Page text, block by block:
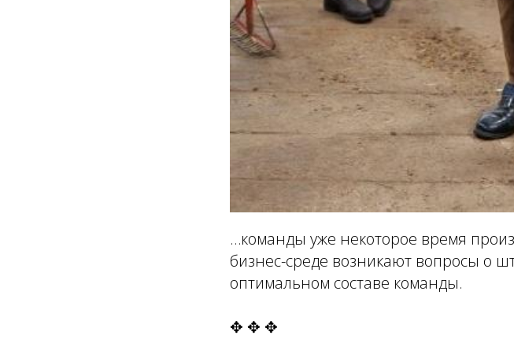
…команды уже некоторое время
бизнес-среде возникают вопросы о
оптимальном составе команды.
✥ ✥ ✥